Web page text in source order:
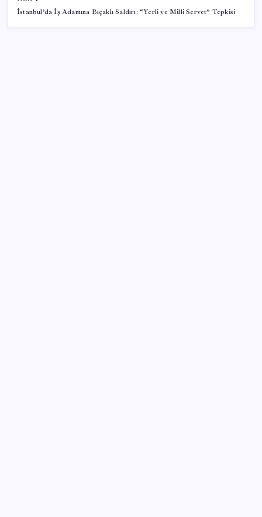
İstanbul’da İş Adamına Bıçaklı Saldırı: “Yerli ve Milli Servet” Tepkisi